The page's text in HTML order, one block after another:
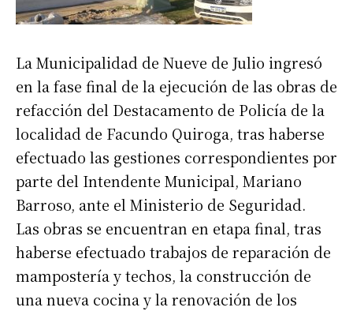
La Municipalidad de Nueve de Julio ingresó
en la fase final de la ejecución de las obras de
refacción del Destacamento de Policía de la
localidad de Facundo Quiroga, tras haberse
efectuado las gestiones correspondientes por
parte del Intendente Municipal, Mariano
Barroso, ante el Ministerio de Seguridad.
Las obras se encuentran en etapa final, tras
haberse efectuado trabajos de reparación de
mampostería y techos, la construcción de
una nueva cocina y la renovación de los